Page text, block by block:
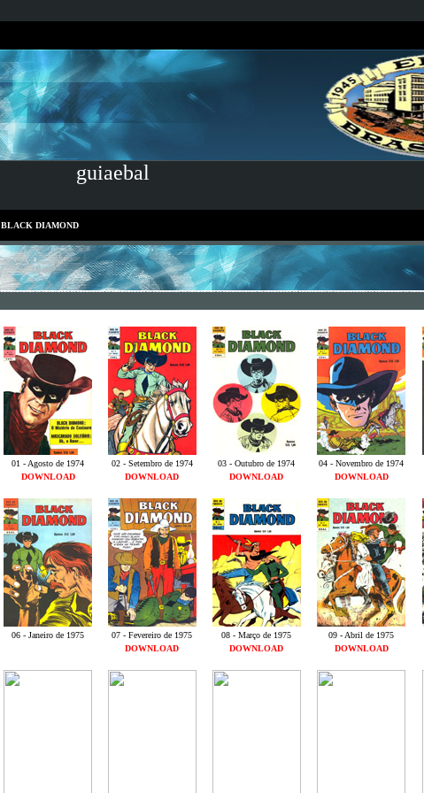
guiaebal
BLACK DIAMOND
01 - Agosto de 1974 02 - Setembro de 1974 03 - Outubro de 1974 04 - Novembro de 1974
DOWNLOAD
DOWNLOAD DOWNLOAD DOWNLOAD
06 - Janeiro de 1975 07 - Fevereiro de 1975 08 - Março de 1975 09 - Abril de 1975
DOWNLOAD
DOWNLOAD DOWNLOAD